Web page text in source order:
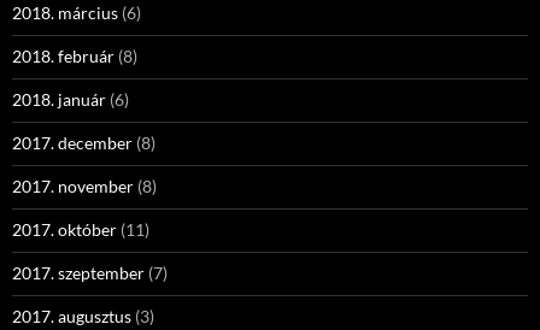
2018. március (6)
2018. február (8)
2018. január (6)
2017. december (8)
2017. november (8)
2017. október (11)
2017. szeptember (7)
2017. augusztus (3)